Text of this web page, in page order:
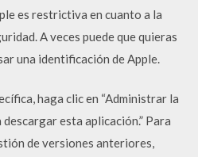
es restrictiva en cuanto a la
A veces puede que quieras
una identificación de Apple.
haga clic en “Administrar la
esta aplicación.” Para
de versiones anteriores,